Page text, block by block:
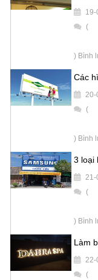
19-
(
) Bình
Các
20-
(
) Bình
3 loại
21-
(
) Bình
Làm
22-
(